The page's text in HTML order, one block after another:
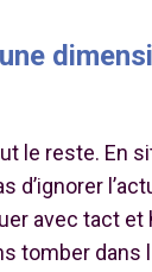
le reste. En
d’ignorer
avec tact et
tomber dans